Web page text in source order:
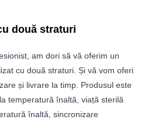
două straturi
am dori să vă oferim un
cu două straturi. Și vă vom oferi
și livrare la timp. Produsul este
temperatură înaltă, viață sterilă
înaltă, sincronizare